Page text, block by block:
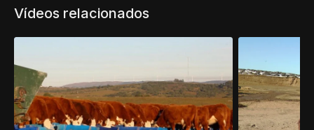
Vídeos relacionados